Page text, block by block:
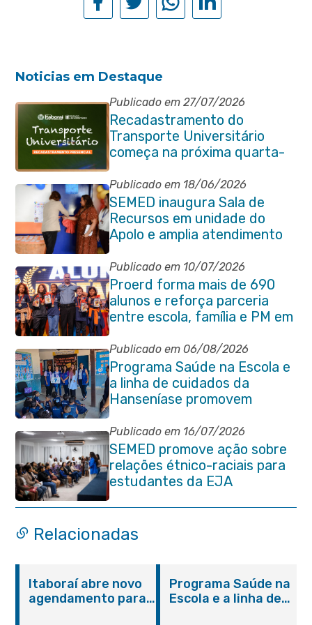
Noticias em Destaque
Publicado em 27/07/2026
Recadastramento do
Transporte Universitário
começa na próxima quarta-
feira (29/07)
Publicado em 18/06/2026
SEMED inaugura Sala de
Recursos em unidade do
Apolo e amplia atendimento
especializado na rede
municipal
Publicado em 10/07/2026
Proerd forma mais de 690
alunos e reforça parceria
entre escola, família e PM em
Itaboraí
Publicado em 06/08/2026
Programa Saúde na Escola e
a linha de cuidados da
Hanseníase promovem
conscientização sobre
hanseníase na E.M Adelaide
de Magalhães Seabra
Publicado em 16/07/2026
SEMED promove ação sobre
relações étnico-raciais para
estudantes da EJA
Relacionadas
Itaboraí abre novo
agendamento para
Programa Saúde na
Escola e a linha de